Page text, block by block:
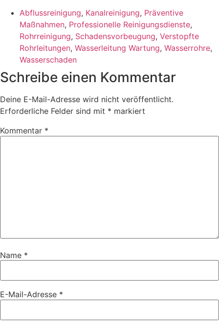
Abflussreinigung, Kanalreinigung, Präventive
Maßnahmen, Professionelle Reinigungsdienste,
Rohrreinigung, Schadensvorbeugung, Verstopfte
Rohrleitungen, Wasserleitung Wartung, Wasserrohre,
Wasserschaden
Schreibe einen Kommentar
Deine E-Mail-Adresse wird nicht veröffentlicht.
Erforderliche Felder sind mit * markiert
Kommentar *
Name *
E-Mail-Adresse *